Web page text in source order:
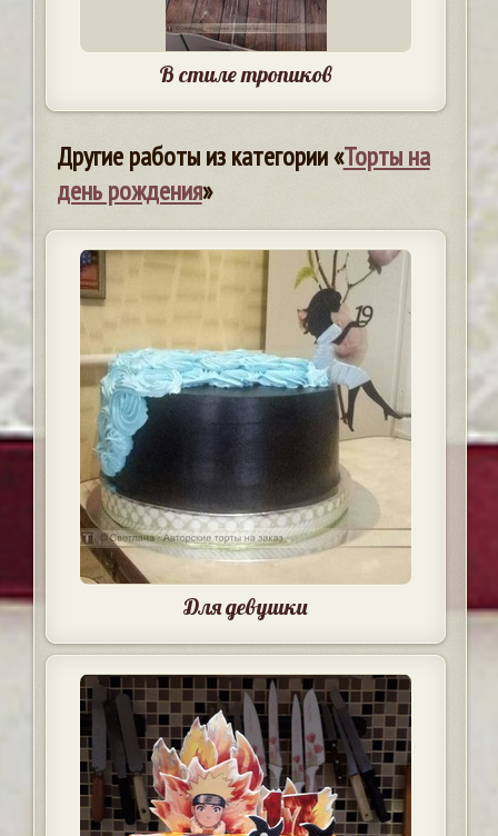
В стиле тропиков
Другие работы из категории «Торты на
день рождения»
Для девушки